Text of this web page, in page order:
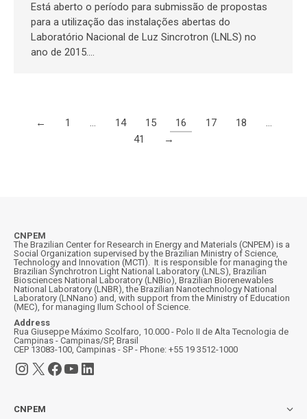
Está aberto o período para submissão de propostas
para a utilização das instalações abertas do
Laboratório Nacional de Luz Sincrotron (LNLS) no
ano de 2015.…
← 1 … 14 15 16 17 18
…
41
→
CNPEM
The Brazilian Center for Research in Energy and Materials (CNPEM) is a
Social Organization supervised by the Brazilian Ministry of Science,
Technology and Innovation (MCTI). It is responsible for managing the
Brazilian Synchrotron Light National Laboratory (LNLS), Brazilian
Biosciences National Laboratory (LNBio), Brazilian Biorenewables
National Laboratory (LNBR), the Brazilian Nanotechnology National
Laboratory (LNNano) and, with support from the Ministry of Education
(MEC), for managing Ilum School of Science.
Address
Rua Giuseppe Máximo Scolfaro, 10.000 - Polo II de Alta Tecnologia de
Campinas - Campinas/SP, Brasil
CEP 13083-100, Campinas - SP - Phone: +55 19 3512-1000
Instagram
X Facebook
YouTube
LinkedIn
CNPEM